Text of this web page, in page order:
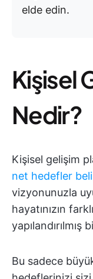
elde edin.
Kişisel
Nedir?
Kişisel gelişim
net hedefler
vizyonunuzla
hayatınızın
yapılandırılmış
Bu sadece